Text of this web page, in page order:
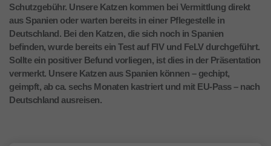
Schutzgebühr. Unsere Katzen kommen bei Vermittlung direkt
aus Spanien oder warten bereits in einer Pflegestelle in
Deutschland. Bei den Katzen, die sich noch in Spanien
befinden, wurde bereits ein Test auf FIV und FeLV durchgeführt.
Sollte ein positiver Befund vorliegen, ist dies in der Präsentation
vermerkt. Unsere Katzen aus Spanien können – gechipt,
geimpft, ab ca. sechs Monaten kastriert und mit EU-Pass – nach
Deutschland ausreisen.